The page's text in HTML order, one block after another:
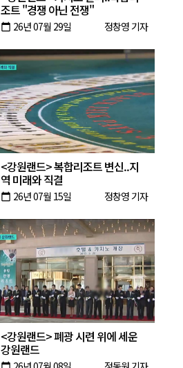
조트 "경쟁 아닌 전쟁"
calendar_today 26년 07월 29일 정창영 기자
<강원랜드> 복합리조트 변신..지
역 미래와 직결
calendar_today 26년 07월 15일 정창영 기자
<강원랜드> 폐광 시련 위에 세운
강원랜드